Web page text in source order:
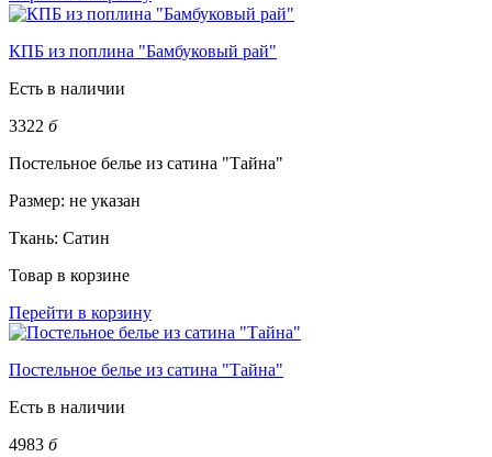
КПБ из поплина "Бамбуковый рай"
Есть в наличии
3322 б
Постельное белье из сатина "Тайна"
Размер: не указан
Ткань: Сатин
Товар в корзине
Перейти в корзину
Постельное белье из сатина "Тайна"
Есть в наличии
4983 б